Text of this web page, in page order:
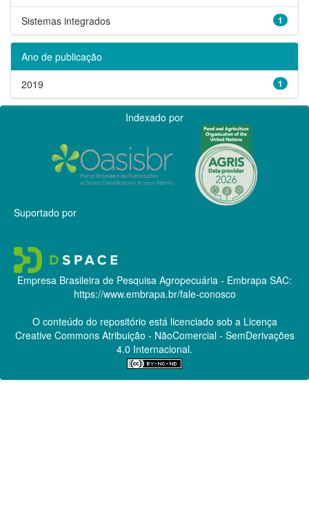
1
Sistemas integrados
Ano de publicação
1
2019
Indexado por
Suportado por
Empresa Brasileira de Pesquisa Agropecuária - Embrapa SAC:
https://www.embrapa.br/fale-conosco
O conteúdo do repositório está licenciado sob a Licença
Creative CommonsAtribuição - NãoComercial - SemDerivações
4.0 Internacional.